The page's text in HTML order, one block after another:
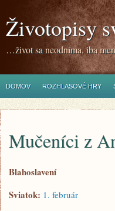
Životopisy
…život sa neodníma, iba
DOMOV ROZHLASOVÉ HRY
Mučeníci z
Blahoslavení
Sviatok: 1. február